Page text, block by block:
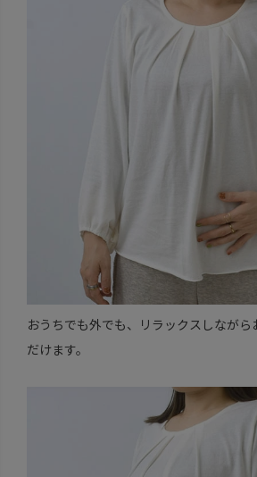
おうちでも外でも、リラックスしなが
だけます。